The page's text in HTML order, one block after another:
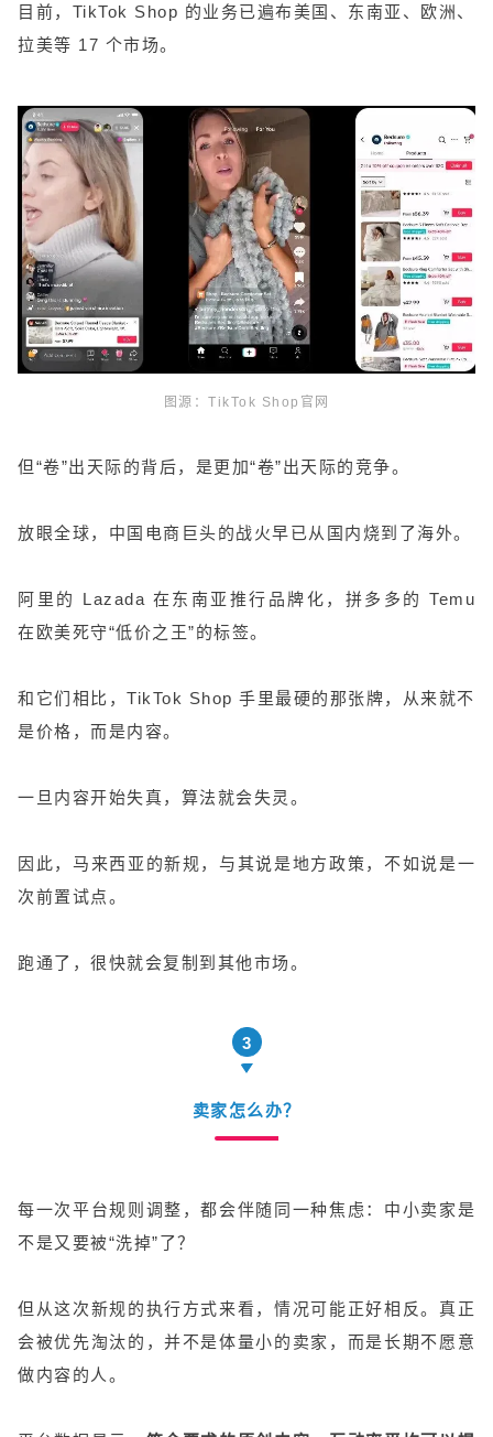
目前，TikTok Shop 的业务已遍布美国、东南亚、欧洲、
拉美等 17 个市场。
图源：TikTok Shop官网
但“卷”出天际的背后，是更加“卷”出天际的竞争。
放眼全球，中国电商巨头的战火早已从国内烧到了海外。
阿里的 Lazada 在东南亚推行品牌化，拼多多的 Temu
在欧美死守“低价之王”的标签。
和它们相比，TikTok Shop 手里最硬的那张牌，从来就不
是价格，而是内容。
一旦内容开始失真，算法就会失灵。
因此，马来西亚的新规，与其说是地方政策，不如说是一
次前置试点。
跑通了，很快就会复制到其他市场。
3
卖家怎么办？
每一次平台规则调整，都会伴随同一种焦虑：中小卖家是
不是又要被“洗掉”了？
但从这次新规的执行方式来看，情况可能正好相反。真正
会被优先淘汰的，并不是体量小的卖家，而是长期不愿意
做内容的人。